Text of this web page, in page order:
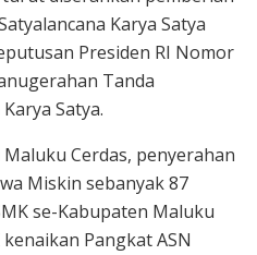
Karya Satya
Presiden RI Nomor
Tanda
Satya.
Cerdas, penyerahan
Miskin sebanyak 87
se-Kabupaten Maluku
Pangkat ASN